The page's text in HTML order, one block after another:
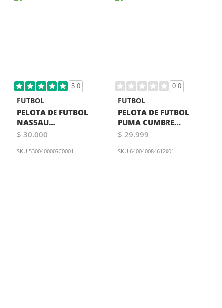
5.0
FUTBOL
PELOTA DE FUTBOL
NASSAU
CHAMPIONSHIP PRO
$ 30.000
SKU 530040000SC0001
0.0
FUTBOL
PELOTA DE FUTBOL
PUMA CUMBRE
CONMEBOL
BLANCA
$ 29.999
SKU 640040084612001